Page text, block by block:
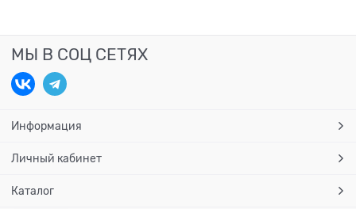
МЫ В СОЦ СЕТЯХ
Информация
Личный кабинет
Каталог